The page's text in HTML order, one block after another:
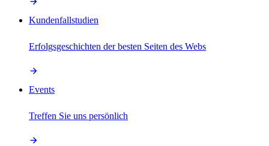
Kundenfallstudien
Erfolgsgeschichten der besten Seiten des Webs
Events
Treffen Sie uns persönlich